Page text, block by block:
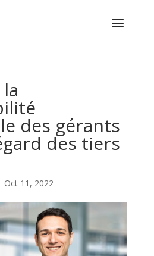
des gérants
des tiers
Oct 11, 2022